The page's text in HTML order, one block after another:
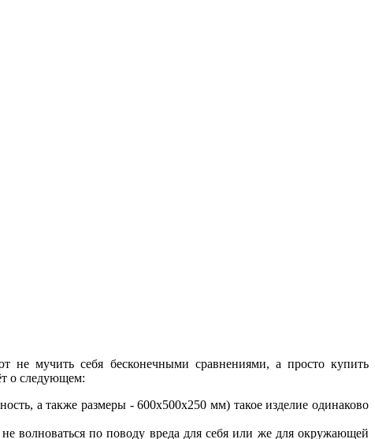
не мучить себя бесконечными сравнениями, а просто купить
о следующем:
а также размеры - 600x500x250 мм) такое изделие одинаково
волноваться по поводу вреда для себя или же для окружающей